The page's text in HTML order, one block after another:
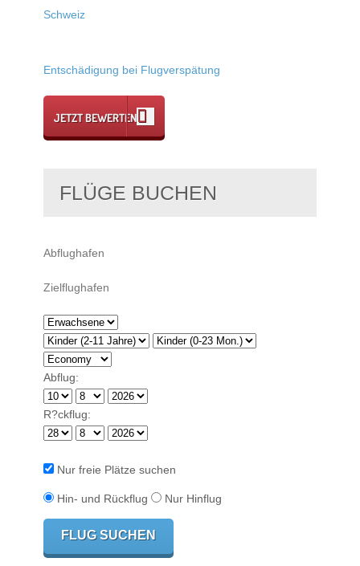
Schweiz
Entschädigung bei Flugverspätung
JETZT BEWERTEN
FLÜGE BUCHEN
Abflug:
R?ckflug:
Nur freie Plätze suchen
Hin- und Rückflug Nur Hinflug